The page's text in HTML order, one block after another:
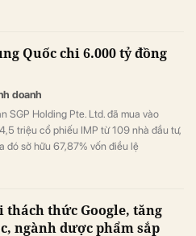
Quốc chi 6.000 tỷ đồng
doanh
SGP Holding Pte. Ltd. đã mua vào
triệu cổ phiếu IMP từ 109 nhà đầu tư,
đó sở hữu 67,87% vốn điều lệ
thức Google, tăng
ngành dược phẩm sắp